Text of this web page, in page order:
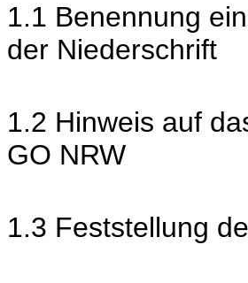
1.1 Benennung
der Niederschrift
1.2 Hinweis auf
GO NRW
1.3 Feststellung